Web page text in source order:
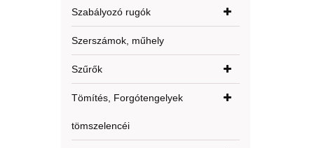
Szabályozó rugók
Szerszámok, műhely
Szűrők
Tömítés, Forgótengelyek
tömszelencéi